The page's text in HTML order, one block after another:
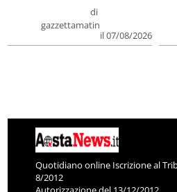
di
gazzettamatin
il 07/08/2026
Quotidiano online Iscrizione al
8/2012